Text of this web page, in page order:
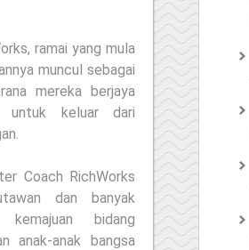
ramai yang mula
muncul sebagai
mereka berjaya
untuk keluar dari
Coach RichWorks
dan banyak
bidang
anak-anak bangsa